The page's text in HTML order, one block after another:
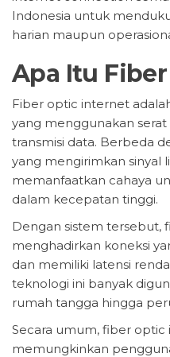
Indonesia untuk
harian maupun
Apa Itu
Fiber optic internet
yang menggunakan
transmisi data. Berbeda
yang mengirimkan sinyal
memanfaatkan cahaya
dalam kecepatan tinggi.
Dengan sistem
menghadirkan koneksi
dan memiliki latensi
teknologi ini banyak
rumah tangga hingga
Secara umum, fiber
memungkinkan